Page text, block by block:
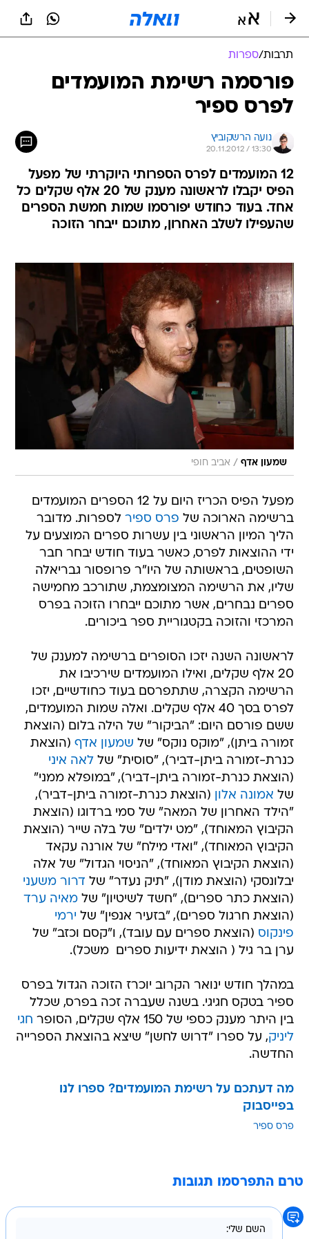
תרבות/ספרות
פורסמה רשימת המועמדים
לפרס ספיר
נועה הרשקוביץ
20.11.2012 / 13:30
12 המועמדים לפרס הספרותי היוקרתי של מפעל
הפיס יקבלו לראשונה מענק של 20 אלף שקלים כל
אחד. בעוד כחודש יפורסמו שמות חמשת הספרים
שהעפילו לשלב האחרון, מתוכם ייבחר הזוכה
שמעון אדף / אביב חופי
מפעל הפיס הכריז היום על 12 הספרים המועמדים
ברשימה הארוכה של פרס ספיר לספרות. מדובר
הליך המיון הראשוני בין עשרות ספרים המוצעים על
ידי ההוצאות לפרס, כאשר בעוד חודש יבחר חבר
השופטים, בראשותה של היו"ר פרופסור גבריאלה
שליו, את הרשימה המצומצמת, שתורכב מחמישה
ספרים נבחרים, אשר מתוכם ייבחרו הזוכה בפרס
המרכזי והזוכה בקטגוריית ספר ביכורים.
לראשונה השנה יזכו הסופרים ברשימה למענק של
20 אלף שקלים, ואילו המועמדים שירכיבו את
הרשימה הקצרה, שתתפרסם בעוד כחודשיים, יזכו
לפרס בסך 40 אלף שקלים. ואלה שמות המועמדים,
ששם פורסם היום: "הביקור" של הילה בלום (הוצאת
זמורה ביתן), "מוקס נוקס" של שמעון אדף (הוצאת
כנרת-זמורה ביתן-דביר), "סוסית" שללאה איני
(הוצאת כנרת-זמורה ביתן-דביר), "במופלא ממני"
של אמונה אלון (הוצאת כנרת-זמורה ביתן-דביר),
"הילד האחרון של המאה" של סמי ברדוגו (הוצאת
הקיבוץ המאוחד), "מט ילדים" של בלה שייר (הוצאת
הקיבוץ המאוחד), "ואדי מילח" של אורנה עקאד
(הוצאת הקיבוץ המאוחד), "הניסוי הגדול" של אלה
יבלונסקי (הוצאת מודן), "תיק נעדר" של דרור משעני
(הוצאת כתר ספרים), "חשד לשיטיון" שלמאיה ערד
(הוצאת חרגול ספרים), "בזעיר אנפין" של ירמי
פינקוס (הוצאת ספרים עם עובד), ו"קסם וכזב" של
ערן בר גיל ( הוצאת ידיעות ספרים  משכל).
במהלך חודש ינואר הקרוב יוכרז הזוכה הגדול בפרס
ספיר בטקס חגיגי. בשנה שעברה זכה בפרס, שכלל
בין היתר מענק כספי של 150 אלף שקלים, הסופר
חגי
ליניק, על ספרו "דרוש לחשן" שיצא בהוצאת הספרייה
החדשה.
מה דעתכם על רשימת המועמדים? ספרו לנו
בפייסבוק
פרס ספיר
טרם התפרסמו תגובות